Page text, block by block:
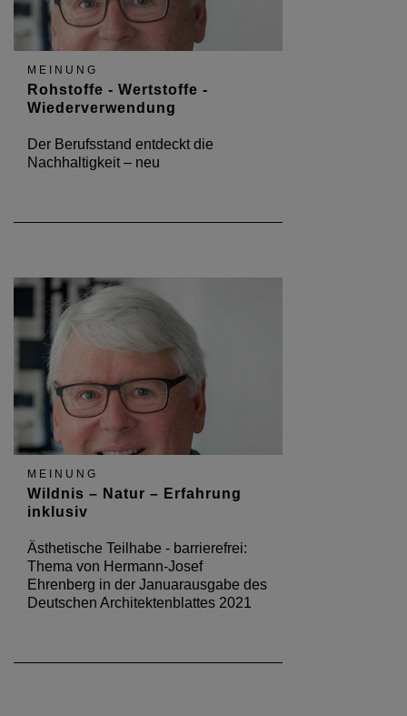
MEINUNG
Rohstoffe - Wertstoffe -
Wiederverwendung
Der Berufsstand entdeckt die
Nachhaltigkeit – neu
MEINUNG
Wildnis – Natur – Erfahrung
inklusiv
Ästhetische Teilhabe - barrierefrei:
Thema von Hermann-Josef
Ehrenberg in der Januarausgabe des
Deutschen Architektenblattes 2021